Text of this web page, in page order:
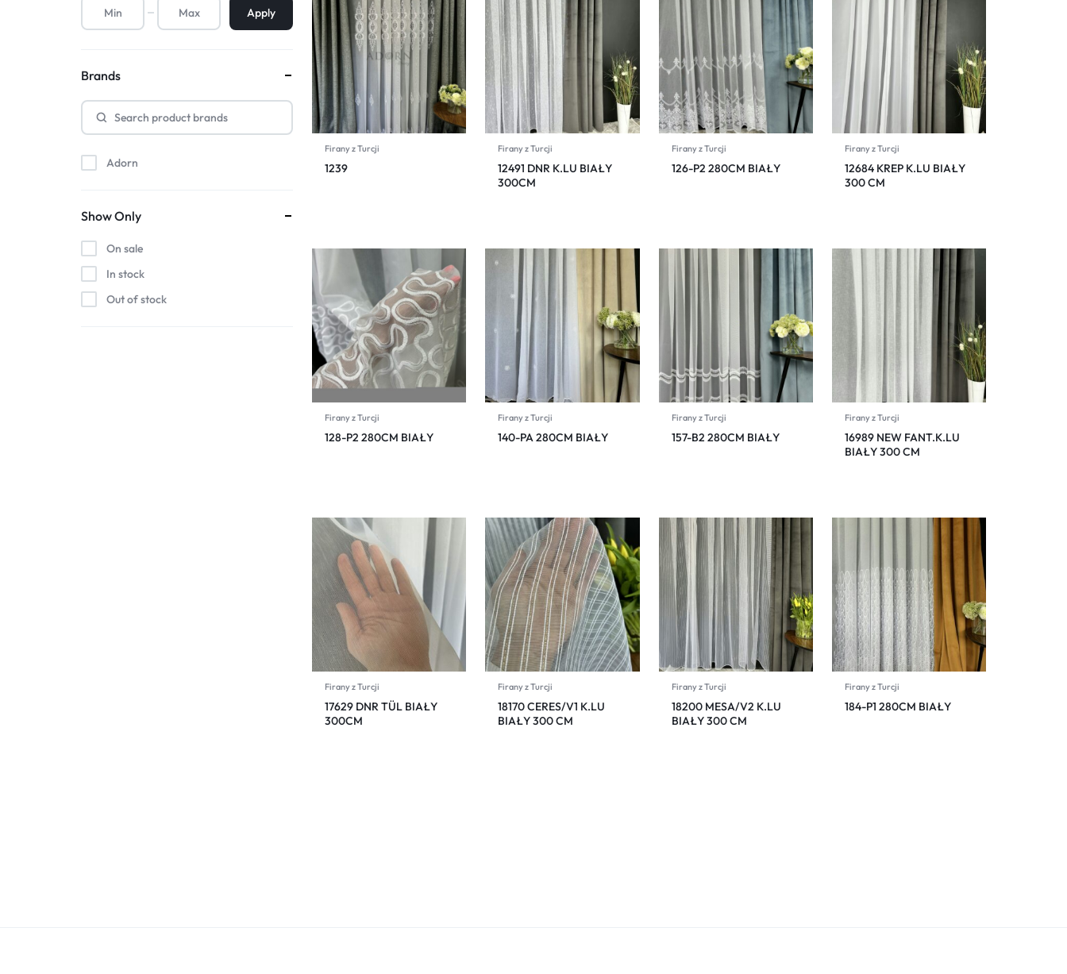
Firany z Turcji
1239
Firany z Turcji
12491 DNR K.LU BIAŁY
300CM
Firany z Turcji
126-P2 280CM BIAŁY
Firany z Turcji
12684 KREP K.LU BIAŁY
300 CM
Firany z Turcji
128-P2 280CM BIAŁY
Firany z Turcji
140-PA 280CM BIAŁY
Firany z Turcji
157-B2 280CM BIAŁY
Firany z Turcji
16989 NEW FANT.K.LU
BIAŁY 300 CM
Firany z Turcji
17629 DNR TÜL BIAŁY
300CM
Firany z Turcji
18170 CERES/V1 K.LU
BIAŁY 300 CM
Firany z Turcji
18200 MESA/V2 K.LU
BIAŁY 300 CM
Firany z Turcji
184-P1 280CM BIAŁY
Apply
Brands
Adorn
Show Only
On sale
In stock
Out of stock